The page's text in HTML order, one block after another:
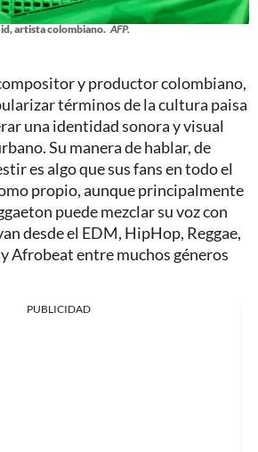
artista colombiano. AFP.
y productor colombiano,
términos de la cultura paisa
una identidad sonora y visual
Su manera de hablar, de
es algo que sus fans en todo el
propio, aunque principalmente
puede mezclar su voz con
desde el EDM, HipHop, Reggae,
Afrobeat entre muchos géneros
PUBLICIDAD